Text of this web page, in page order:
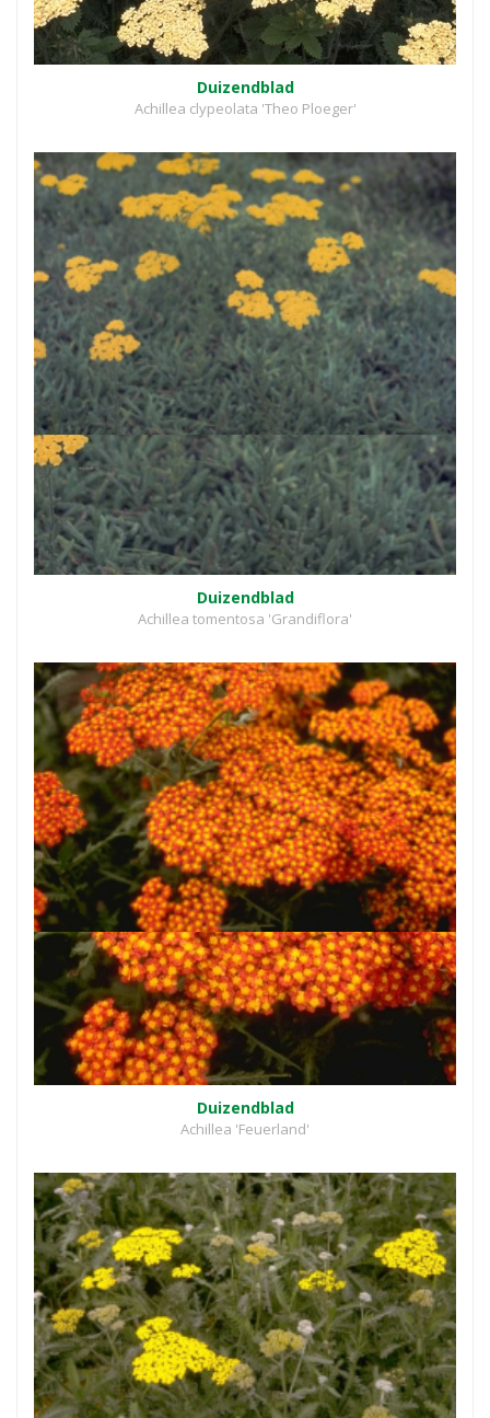
Duizendblad
Achillea clypeolata 'Theo Ploeger'
Duizendblad
Achillea tomentosa 'Grandiflora'
Duizendblad
Achillea 'Feuerland'